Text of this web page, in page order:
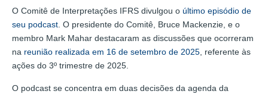
O Comitê de Interpretações IFRS divulgou o último episódio de
seu podcast. O presidente do Comitê, Bruce Mackenzie, e o
membro Mark Mahar destacaram as discussões que ocorreram
na reunião realizada em 16 de setembro de 2025, referente às
ações do 3º trimestre de 2025.
O podcast se concentra em duas decisões da agenda da